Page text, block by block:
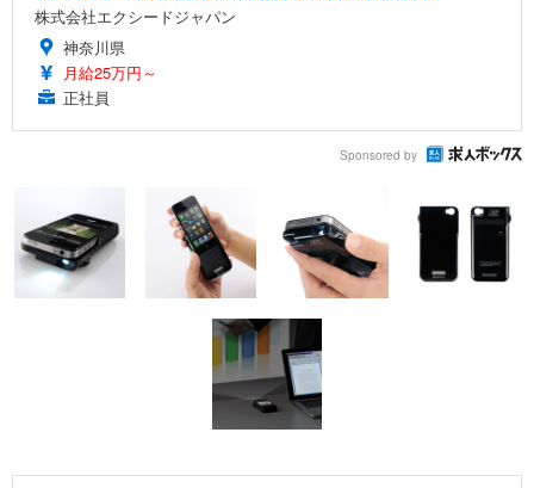
株式会社エクシードジャパン
神奈川県
月給25万円～
正社員
Sponsored by